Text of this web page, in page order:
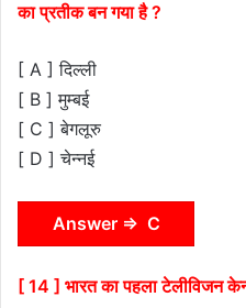
का प्रतीक बन गया है ?
[ A ] दिल्ली
[ B ] मुम्बई
[ C ] बेगलूरु
[ D ] चेन्नई
Answer ⇒ C
[ 14 ] भारत का पहला टेलीविजन